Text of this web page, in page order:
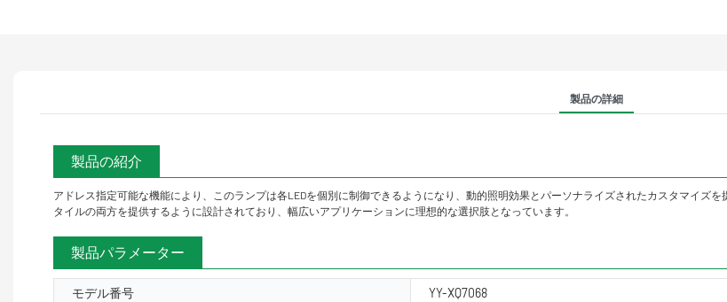
製品の詳細
製品の紹介
アドレス指定可能な機能により、このランプは各LEDを個別に制御できるようになり、動的照明効果とパーソナライズされたカスタマイズ
タイルの両方を提供するように設計されており、幅広いアプリケーションに理想的な選択肢となっています。
製品パラメーター
モデル番号 YY-XQ7068